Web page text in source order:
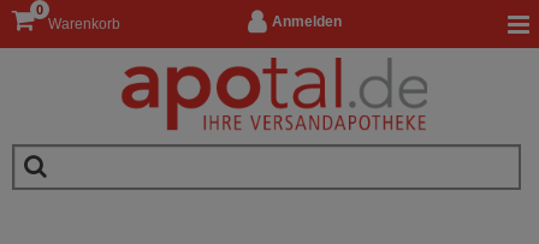
Anmelden
Warenkorb
0